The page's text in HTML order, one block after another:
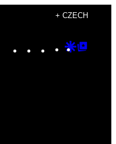
+ CZECH
Instagram
TikTok
YouTube
Google